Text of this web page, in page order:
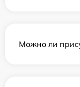
Можно ли